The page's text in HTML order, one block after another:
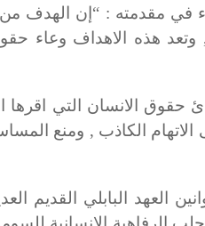
في مقدمته : “إن الهدف من
وتعد هذه الاهداف وعاء
الانسان التي اقرها
الاتهام الكاذب , ومنع
العهد البابلي القديم